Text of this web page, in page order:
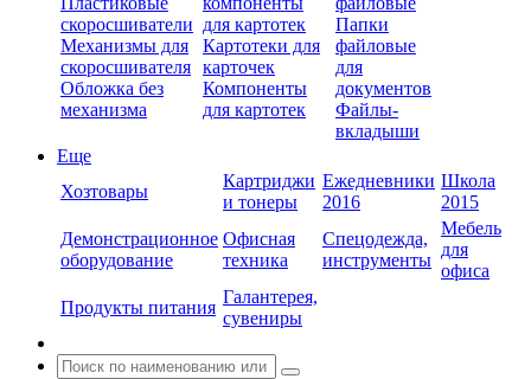
скоросшиватели
Механизмы для
скоросшивателя
Обложка без
механизма
для картотек
Картотеки для
карточек
Компоненты
для картотек
Папки
файловые
для
документов
Файлы-
вкладыши
Еще
Хозтовары
Картриджи
и тонеры
Ежедневники
2016
Школа
2015
Демонстрационное
оборудование
Офисная
техника
Спецодежда,
инструменты
Мебель
для
офиса
Продукты питания
Галантерея,
сувениры